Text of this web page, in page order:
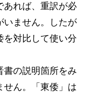
あれば、重訳が必
いません。したが
を対比して使い分
書の説明箇所をみ
せん。「東倭」は